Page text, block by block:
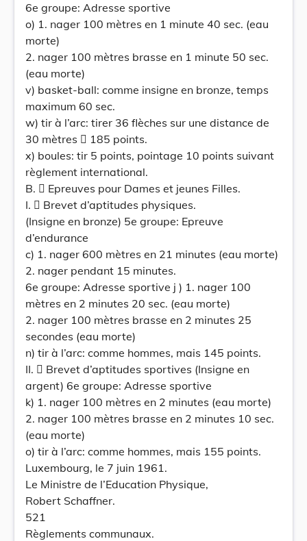
6e groupe: Adresse sportive
o) 1. nager 100 mètres en 1 minute 40 sec. (eau
morte)
2. nager 100 mètres brasse en 1 minute 50 sec.
(eau morte)
v) basket-ball: comme insigne en bronze, temps
maximum 60 sec.
w) tir à l’arc: tirer 36 flèches sur une distance de
30 mètres  185 points.
x) boules: tir 5 points, pointage 10 points suivant
règlement international.
B.  Epreuves pour Dames et jeunes Filles.
I.  Brevet d’aptitudes physiques.
(Insigne en bronze) 5e groupe: Epreuve
d’endurance
c) 1. nager 600 mètres en 21 minutes (eau morte)
2. nager pendant 15 minutes.
6e groupe: Adresse sportive j ) 1. nager 100
mètres en 2 minutes 20 sec. (eau morte)
2. nager 100 mètres brasse en 2 minutes 25
secondes (eau morte)
n) tir à l’arc: comme hommes, mais 145 points.
II.  Brevet d’aptitudes sportives (Insigne en
argent) 6e groupe: Adresse sportive
k) 1. nager 100 mètres en 2 minutes (eau morte)
2. nager 100 mètres brasse en 2 minutes 10 sec.
(eau morte)
o) tir à l’arc: comme hommes, mais 155 points.
Luxembourg, le 7 juin 1961.
Le Ministre de l’Education Physique,
Robert Schaffner.
521
Règlements communaux.